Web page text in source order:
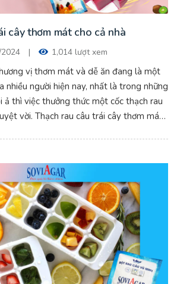
cây thơm mát cho cả nhà
| 1,014 lượt xem
vị thơm mát và dễ ăn đang là một
nhiều người hiện nay, nhất là trong những
ả thì việc thưởng thức một cốc thạch rau
vời. Thạch rau câu trái cây thơm mát